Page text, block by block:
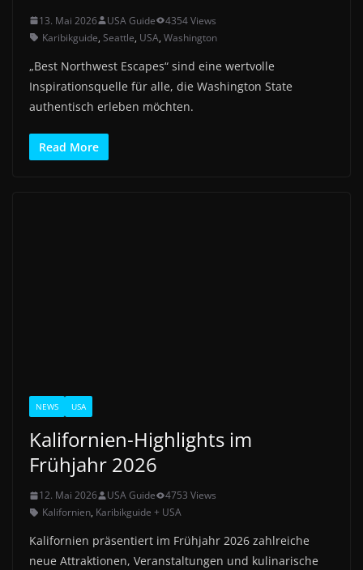
13. Mai 2026 USA Guide
4354 Views
Karibikguide, Seattle, USA, Washington
„Best Northwest Escapes“ sind eine wertvolle
Inspirationsquelle für alle, die Washington State
authentisch erleben möchten.
Read More
NEWS USA
Kalifornien-Highlights im
Frühjahr 2026
12. Mai 2026 USA Guide
4753 Views
Kalifornien, Karibikguide + USA
Kalifornien präsentiert im Frühjahr 2026 zahlreiche
neue Attraktionen, Veranstaltungen und kulinarische